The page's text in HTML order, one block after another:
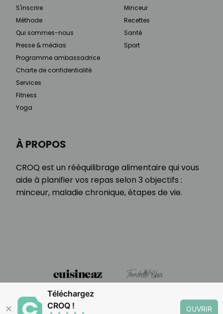
À PROPOS
CROQ est un rééquilibrage alimentaire qui vous
aide à planifier vos repas selon 3 objectifs :
minceur, maladie chronique, étapes de vie.
S'inscrire
Méthode
Qui sommes-nous
Presse & médias
Programme ambassadrice
Charte de confidentialité
Services
Fitness
Yoga
Minceur
Recettes
Santé
Sport
✕
Téléchargez
CROQ !
OUVRIR